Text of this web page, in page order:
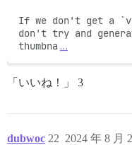
If we don't get a
don't try and
thumbna …
「いいね！」 3
dubwoc 2024 年 8 月
22